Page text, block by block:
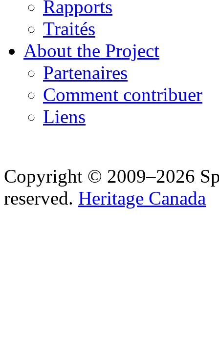
Rapports
Traités
About the Project
Partenaires
Comment contribuer
Liens
Copyright © 2009–2026
reserved. Heritage Canada